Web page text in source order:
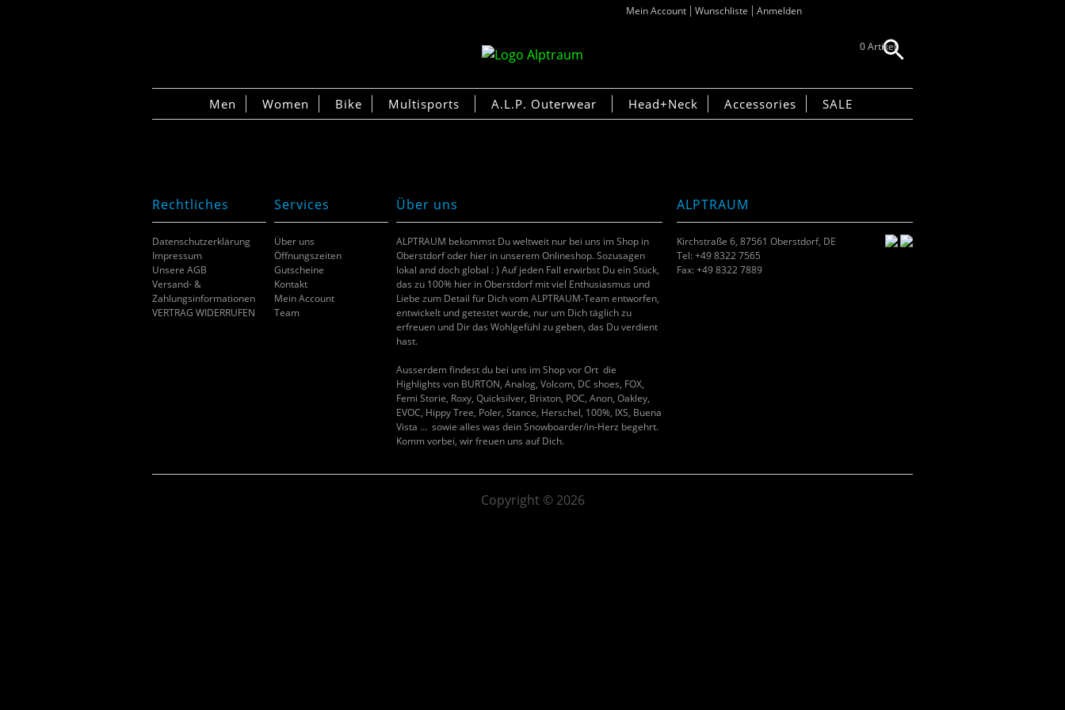
Mein Account Wunschliste Anmelden
0 Artikel
Men Women Bike Multisports A.L.P. Outerwear Head+Neck Accessories SALE
Rechtliches
Datenschutzerklärung
Impressum
Unsere AGB
Versand- &
Zahlungsinformationen
VERTRAG WIDERRUFEN
Services
Über uns
Öffnungszeiten
Gutscheine
Kontakt
Mein Account
Team
Über uns
ALPTRAUM bekommst Du weltweit nur bei uns im Shop in
Oberstdorf oder hier in unserem Onlineshop. Sozusagen
lokal and doch global : ) Auf jeden Fall erwirbst Du ein Stück,
das zu 100% hier in Oberstdorf mit viel Enthusiasmus und
Liebe zum Detail für Dich vom ALPTRAUM-Team entworfen,
entwickelt und getestet wurde, nur um Dich täglich zu
erfreuen und Dir das Wohlgefühl zu geben, das Du verdient
hast.
Ausserdem findest du bei uns im Shop vor Ort die
Highlights von BURTON, Analog, Volcom, DC shoes, FOX,
Femi Storie, Roxy, Quicksilver, Brixton, POC, Anon, Oakley,
EVOC, Hippy Tree, Poler, Stance, Herschel, 100%, IXS, Buena
Vista … sowie alles was dein Snowboarder/in-Herz begehrt.
Komm vorbei, wir freuen uns auf Dich.
ALPTRAUM
Kirchstraße 6, 87561 Oberstdorf, DE
Tel: +49 8322 7565
Fax: +49 8322 7889
Copyright © 2026